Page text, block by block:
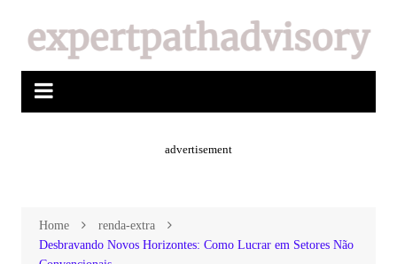
advertisement
Home
renda-extra
Desbravando Novos Horizontes: Como Lucrar em Setores Não